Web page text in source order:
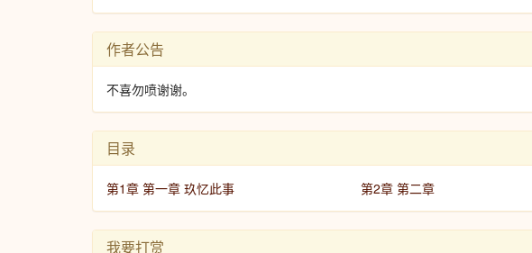
作者公告
不喜勿喷谢谢。
目录
第1章 第一章 玖忆此事 第2章 第二章
我要打赏